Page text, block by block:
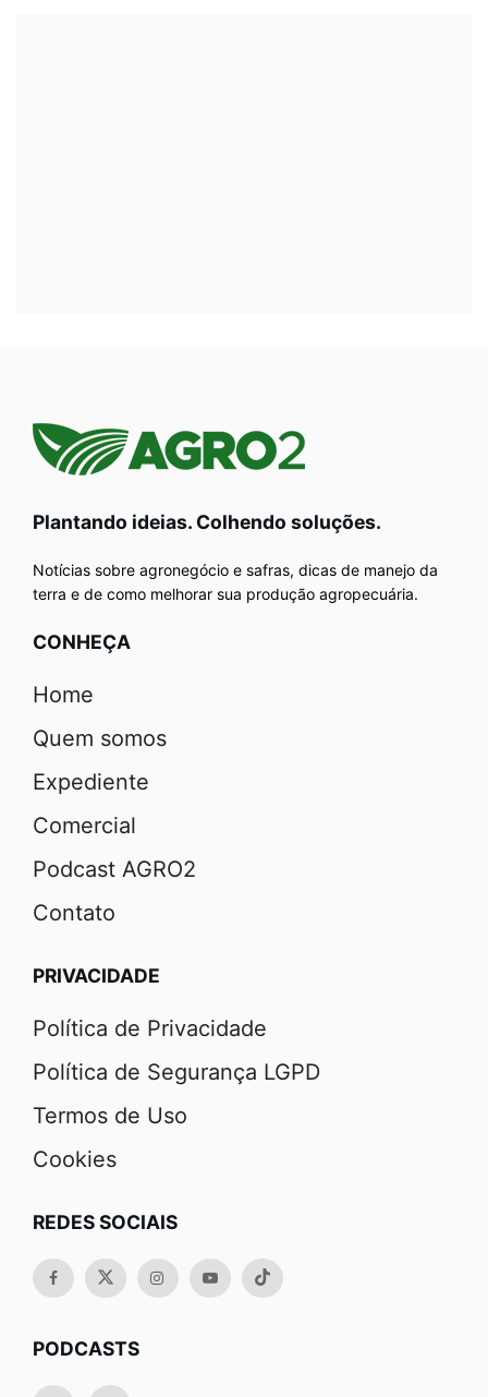
Plantando ideias. Colhendo soluções.
Notícias sobre agronegócio e safras, dicas de manejo da
terra e de como melhorar sua produção agropecuária.
CONHEÇA
Home
Quem somos
Expediente
Comercial
Podcast AGRO2
Contato
PRIVACIDADE
Política de Privacidade
Política de Segurança LGPD
Termos de Uso
Cookies
REDES SOCIAIS
PODCASTS